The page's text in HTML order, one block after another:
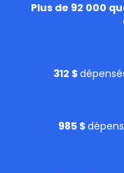
Plus de 92 000
312 $
985 $